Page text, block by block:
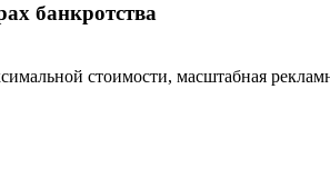
банкротства
стоимости, масштабная